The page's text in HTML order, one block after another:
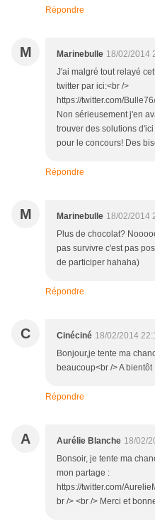
Répondre
M Marinebulle 18/02/2014
J'ai malgré tout relayé
twitter par ici:<br />
https://twitter.com/
Non sérieusement j'en
trouver des solutions
pour le concours! Des
Répondre
M Marinebulle 18/02/2014
Plus de chocolat?
pas survivre c'est pas
de participer hahaha)
Répondre
C Cinéciné 18/02/2014
Bonjour,je tente ma
beaucoup<br /> A bientôt
Répondre
A Aurélie Blanche 18/02/
Bonsoir, je tente ma
mon partage :
https://twitter.com/
br /> <br /> Merci et